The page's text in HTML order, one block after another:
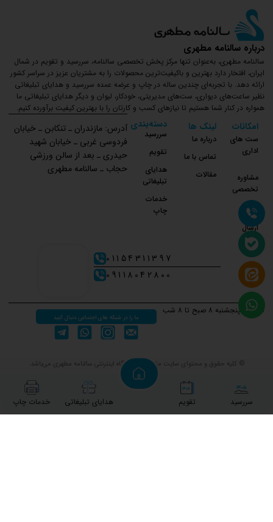
درباره سالنامه مطهری
سالنامه مطهری، به‌عنوان تنها مرکز پخش تخصصی سالنامه، سررسید و تقویم در شمال
ایران، افتخار دارد بهترین و باکیفیت‌ترین محصولات را به مشتریان عزیز در سراسر کشور
ارائه دهد. با تجربه‌ای چندین ساله در چاپ و عرضه عمده سررسید و هدایای تبلیغاتی
نظیر ساعت‌های دیواری، ست‌های مدیریتی، خودکار، لیوان و دیگر هدایای تبلیغاتی ما
همواره در کنار شما هستیم تا نیازهای کسب و کارتان را با بهترین کیفیت برآورده کنیم.
لینک ها
درباره ما
تماس با ما
مقالات
دسته‌بندی
سررسید
تقویم
هدایای
تبلیغاتی
خدمات
چاپ
امکانات
ست های
اداری
مشاوره
تخصصی
نحوه
ارسال
آدرس: مازندران ـ تنکابن ـ خیابان
فردوسی غربی ـ خیابان شهید
حیدری ـ بعد از سالن ورزشی
حجاب ـ سالنامه مطهری
01154311397
09118042800
شنبه تا پنجشنبه 8 صبح تا 8 شب
ما را در شبکه های اجتماعی دنبال کنید
© کلیه حقوق و محتوای سایت متعلق به فروشگاه اینترنتی سالنامه مطهری می‌باشد.
سررسید تقویم هدایای تبلیغاتی خدمات چاپ